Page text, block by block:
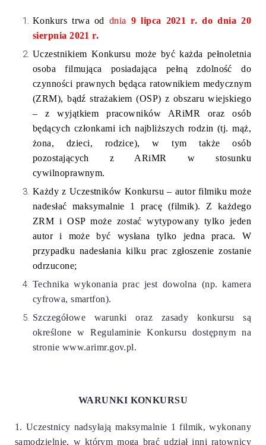
Konkurs trwa od dnia 9 lipca 2021 r. do dnia 20
sierpnia 2021 r.
Uczestnikiem Konkursu może być każda pełnoletnia
osoba filmująca posiadająca pełną zdolność do
czynności prawnych będąca ratownikiem medycznym
(ZRM), bądź strażakiem (OSP) z obszaru wiejskiego
– z wyjątkiem pracowników ARiMR oraz osób
będących członkami ich najbliższych rodzin (tj. mąż,
żona, dzieci, rodzice), w tym także osób
pozostających z ARiMR w stosunku
cywilnoprawnym.
Każdy z Uczestników Konkursu – autor filmiku może
nadesłać maksymalnie 1 pracę (filmik). Z każdego
ZRM i OSP może zostać wytypowany tylko jeden
autor i może być wysłana tylko jedna praca. W
przypadku nadesłania kilku prac zgłoszenie zostanie
odrzucone;
Technika wykonania prac jest dowolna (np. kamera
cyfrowa, smartfon).
Szczegółowe warunki oraz zasady konkursu są
określone w Regulaminie Konkursu dostępnym na
stronie www.arimr.gov.pl.
WARUNKI KONKURSU
1. Uczestnicy nadsyłają maksymalnie 1 filmik, wykonany
samodzielnie, w którym mogą brać udział inni ratownicy